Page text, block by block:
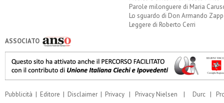
Parole milonguere di Maria
Lo sguardo di Don Armando
Leggere di Roberto Cerri
ASSOCIATO
Pubblicità | Editore | Disclaimer | Privacy | Privacy Nielsen | Durc |